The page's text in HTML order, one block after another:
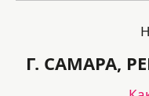
Г. САМАРА,